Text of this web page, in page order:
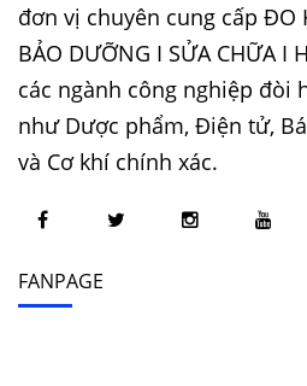
đơn vị chuyên cung cấp ĐO
BẢO DƯỠNG I SỬA CHỮA I
các ngành công nghiệp đòi
như Dược phẩm, Điện tử,
và Cơ khí chính xác.
FANPAGE